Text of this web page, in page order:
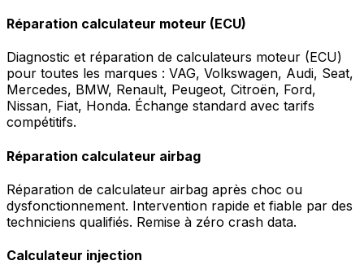
Réparation calculateur moteur (ECU)
Diagnostic et réparation de calculateurs moteur (ECU)
pour toutes les marques : VAG, Volkswagen, Audi, Seat,
Mercedes, BMW, Renault, Peugeot, Citroën, Ford,
Nissan, Fiat, Honda. Échange standard avec tarifs
compétitifs.
Réparation calculateur airbag
Réparation de calculateur airbag après choc ou
dysfonctionnement. Intervention rapide et fiable par des
techniciens qualifiés. Remise à zéro crash data.
Calculateur injection